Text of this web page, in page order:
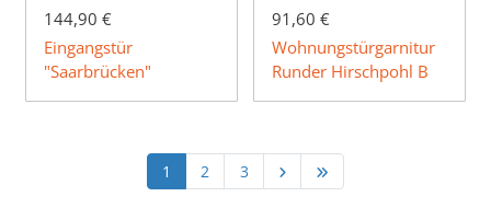
144,90 €
Eingangstür
"Saarbrücken"
91,60 €
Wohnungstürgarnitur
Runder Hirschpohl B
1 2 3